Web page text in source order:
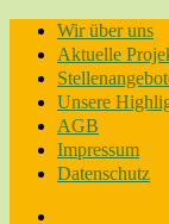
Skip
content
Wir über uns
Aktuelle
Unsere
AGB
Impressum
Datenschutz